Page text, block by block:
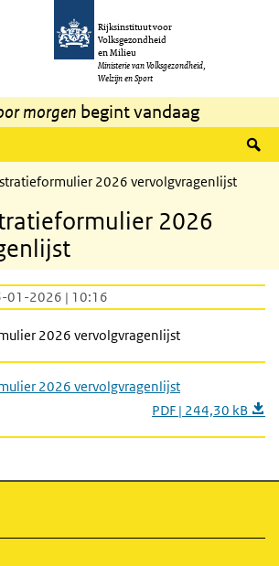
inhoud gaan
Rijksinstituut voor
Volksgezondheid
en Milieu
Ministerie van Volksgezondheid,
Welzijn en Sport
morgen begint vandaag
2026 vervolgvragenlijst
2026
01-2026 | 10:16
2026 vervolgvragenlijst
2026 vervolgvragenlijst
PDF | 244,30 kB